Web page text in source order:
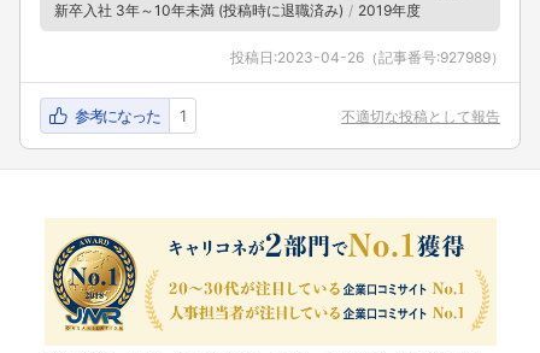
新卒入社 3年～10年未満 (投稿時に退職済み)
2019年度
投稿日:2023-04-26 （記事番号:927989）
参考になった 1 不適切な投稿として報告